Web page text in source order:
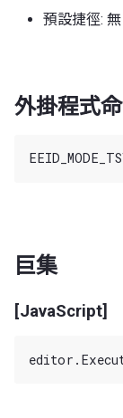
預設捷徑: 無
外掛程式
巨集
[JavaScript]